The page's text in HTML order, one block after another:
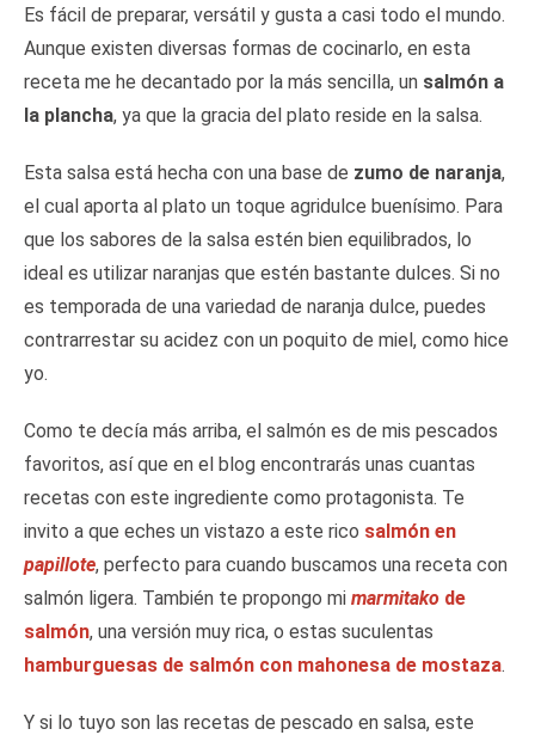
Es fácil de preparar, versátil y gusta a casi todo el mundo.
Aunque existen diversas formas de cocinarlo, en esta
receta me he decantado por la más sencilla, un salmón a
la plancha, ya que la gracia del plato reside en la salsa.
Esta salsa está hecha con una base de zumo de naranja,
el cual aporta al plato un toque agridulce buenísimo. Para
que los sabores de la salsa estén bien equilibrados, lo
ideal es utilizar naranjas que estén bastante dulces. Si no
es temporada de una variedad de naranja dulce, puedes
contrarrestar su acidez con un poquito de miel, como hice
yo.
Como te decía más arriba, el salmón es de mis pescados
favoritos, así que en el blog encontrarás unas cuantas
recetas con este ingrediente como protagonista. Te
invito a que eches un vistazo a este rico salmón en
papillote, perfecto para cuando buscamos una receta con
salmón ligera. También te propongo mi marmitako de
salmón, una versión muy rica, o estas suculentas
hamburguesas de salmón con mahonesa de mostaza.
Y si lo tuyo son las recetas de pescado en salsa, este